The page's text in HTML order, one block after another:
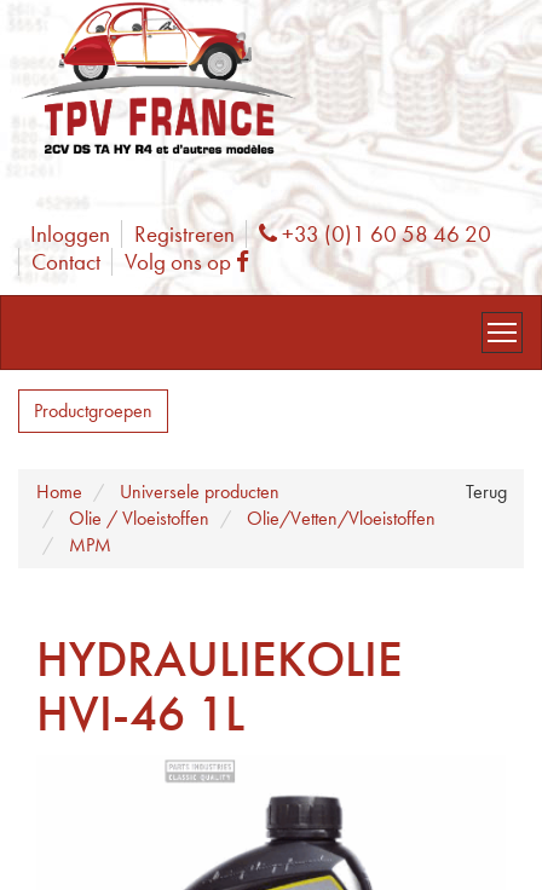
Inloggen Registreren Phone
+33 (0)1 60 58 46 20
Contact
Volg ons op Facebook
Productgroepen
Terug
Home
Universele producten
Olie / Vloeistoffen
Olie/Vetten/Vloeistoffen
MPM
HYDRAULIEKOLIE
HVI-46 1L